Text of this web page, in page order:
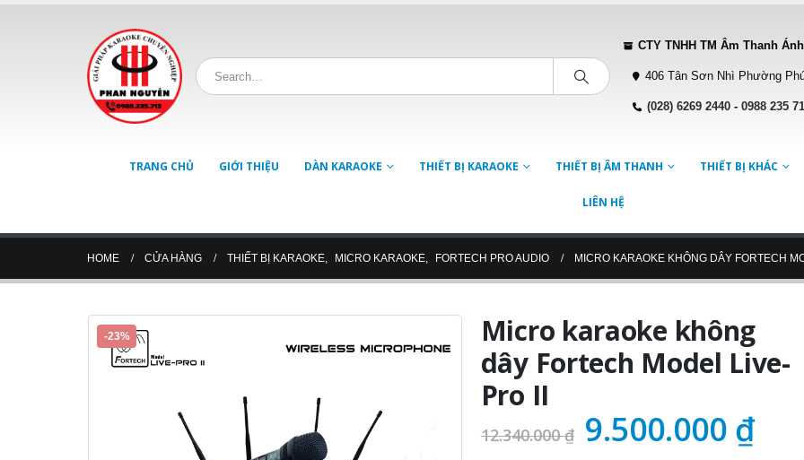
CTY TNHH TM Âm Thanh
406 Tân Sơn Nhì Phường
(028) 6269 2440 -0988 235
TRANG CHỦ GIỚI THIỆU DÀN KARAOKE THIẾT BỊ KARAOKE THIẾT BỊ ÂM THANH THIẾT BỊ KHÁC
LIÊN HỆ
HOME CỬA HÀNG THIẾT BỊ KARAOKE, MICRO KARAOKE, FORTECH PRO AUDIO MICRO KARAOKE KHÔNG DÂY FORTECH
-23%
Micro karaoke không
dây Fortech Model Live-
Pro II
12.340.000₫ Giá
9.500.000 ₫Giá